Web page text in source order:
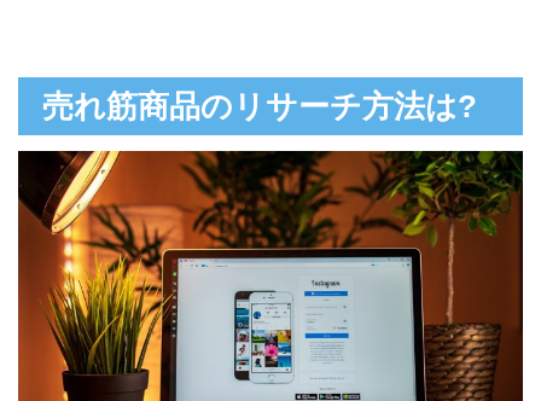
売れ筋商品のリサーチ方法は?